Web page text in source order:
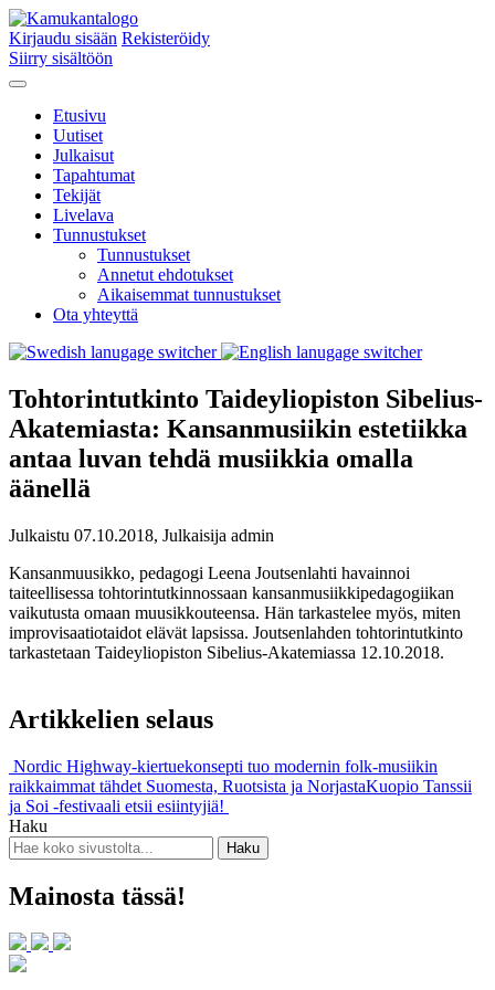
Kirjaudu sisään Rekisteröidy
Siirry sisältöön
Etusivu
Uutiset
Julkaisut
Tapahtumat
Tekijät
Livelava
Tunnustukset
Tunnustukset
Annetut ehdotukset
Aikaisemmat tunnustukset
Ota yhteyttä
Tohtorintutkinto Taideyliopiston Sibelius-
Akatemiasta: Kansanmusiikin estetiikka
antaa luvan tehdä musiikkia omalla
äänellä
Julkaistu 07.10.2018, Julkaisija admin
Kansanmuusikko, pedagogi Leena Joutsenlahti havainnoi
taiteellisessa tohtorintutkinnossaan kansanmusiikkipedagogiikan
vaikutusta omaan muusikkouteensa. Hän tarkastelee myös, miten
improvisaatiotaidot elävät lapsissa. Joutsenlahden tohtorintutkinto
tarkastetaan Taideyliopiston Sibelius-Akatemiassa 12.10.2018.
Artikkelien selaus
Nordic Highway-kiertuekonsepti tuo modernin folk-musiikin
raikkaimmat tähdet Suomesta, Ruotsista ja NorjastaKuopio Tanssii
ja Soi -festivaali etsii esiintyjiä!
Haku
Mainosta tässä!